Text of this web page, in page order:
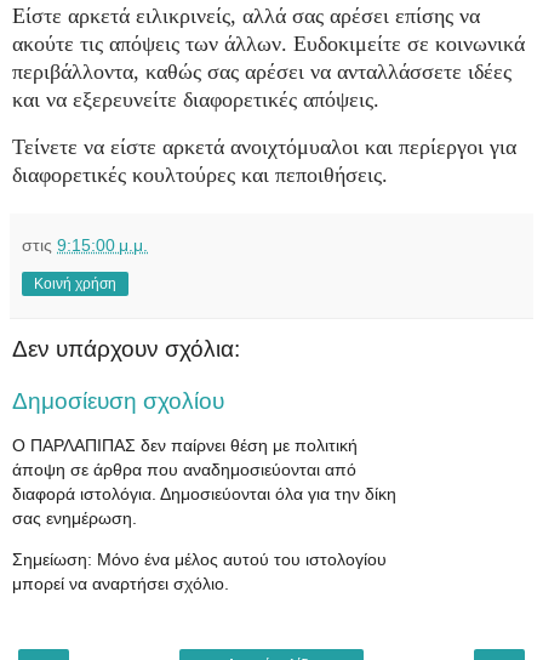
Είστε αρκετά ειλικρινείς, αλλά σας αρέσει επίσης να
ακούτε τις απόψεις των άλλων. Ευδοκιμείτε σε κοινωνικά
περιβάλλοντα, καθώς σας αρέσει να ανταλλάσσετε ιδέες
και να εξερευνείτε διαφορετικές απόψεις.
Τείνετε να είστε αρκετά ανοιχτόμυαλοι και περίεργοι για
διαφορετικές κουλτούρες και πεποιθήσεις.
στις 9:15:00 μ.μ.
Κοινή χρήση
Δεν υπάρχουν σχόλια:
Δημοσίευση σχολίου
Ο ΠΑΡΛΑΠΙΠΑΣ δεν παίρνει θέση με πολιτική
άποψη σε άρθρα που αναδημοσιεύονται από
διαφορά ιστολόγια. Δημοσιεύονται όλα για την δίκη
σας ενημέρωση.
Σημείωση: Μόνο ένα μέλος αυτού του ιστολογίου
μπορεί να αναρτήσει σχόλιο.